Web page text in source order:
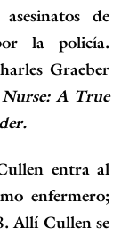
asesinatos de
la policía.
Graeber
A True
entra al
enfermero;
Allí Cullen se